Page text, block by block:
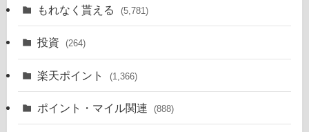
もれなく貰える (5,781)
投資 (264)
楽天ポイント (1,366)
ポイント・マイル関連 (888)